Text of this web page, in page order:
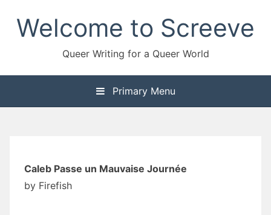
contentWelcome to Screeve
Queer Writing for a Queer World
Primary Menu
Caleb Passe un Mauvaise Journée
by Firefish